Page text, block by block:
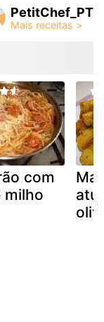
PetitChef_PT
com
milho